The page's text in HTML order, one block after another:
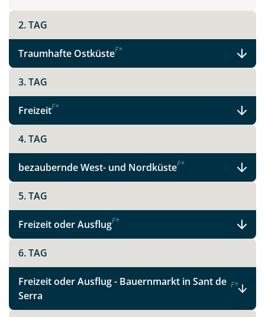
Teile diese Reise
Instagram
X
Telegram
per E-Mail senden
2. TAG
Traumhafte OstküsteF*
3. TAG
FreizeitF*
4. TAG
bezaubernde West- und NordküsteF*
5. TAG
Freizeit oder AusflugF*
6. TAG
Freizeit oder Ausflug - Bauernmarkt in Sant de
Serra
F*